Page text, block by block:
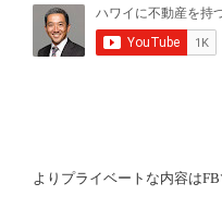
よりプライベートな内容はFB